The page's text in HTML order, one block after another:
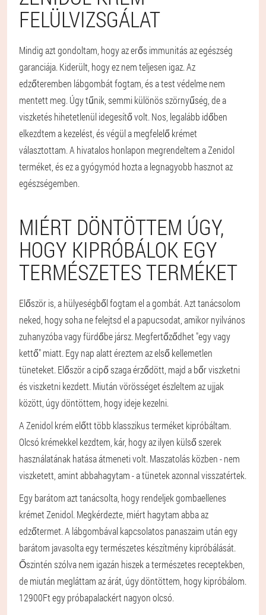
FELÜLVIZSGÁLAT
Mindig azt gondoltam, hogy az erős immunitás az egészség
garanciája. Kiderült, hogy ez nem teljesen igaz. Az
edzőteremben lábgombát fogtam, és a test védelme nem
mentett meg. Úgy tűnik, semmi különös szörnyűség, de a
viszketés hihetetlenül idegesítő volt. Nos, legalább időben
elkezdtem a kezelést, és végül a megfelelő krémet
választottam. A hivatalos honlapon megrendeltem a Zenidol
terméket, és ez a gyógymód hozta a legnagyobb hasznot az
egészségemben.
MIÉRT DÖNTÖTTEM ÚGY,
HOGY KIPRÓBÁLOK EGY
TERMÉSZETES TERMÉKET
Először is, a hülyeségből fogtam el a gombát. Azt tanácsolom
neked, hogy soha ne felejtsd el a papucsodat, amikor nyilvános
zuhanyzóba vagy fürdőbe jársz. Megfertőződhet "egy vagy
kettő" miatt. Egy nap alatt éreztem az első kellemetlen
tüneteket. Először a cipő szaga érződött, majd a bőr viszketni
és viszketni kezdett. Miután vörösséget észleltem az ujjak
között, úgy döntöttem, hogy ideje kezelni.
A Zenidol krém előtt több klasszikus terméket kipróbáltam.
Olcsó krémekkel kezdtem, kár, hogy az ilyen külső szerek
használatának hatása átmeneti volt. Maszatolás közben - nem
viszketett, amint abbahagytam - a tünetek azonnal visszatértek.
Egy barátom azt tanácsolta, hogy rendeljek gombaellenes
krémet Zenidol. Megkérdezte, miért hagytam abba az
edzőtermet. A lábgombával kapcsolatos panaszaim után egy
barátom javasolta egy természetes készítmény kipróbálását.
Őszintén szólva nem igazán hiszek a természetes receptekben,
de miután megláttam az árát, úgy döntöttem, hogy kipróbálom.
12900Ft egy próbapalackért nagyon olcsó.